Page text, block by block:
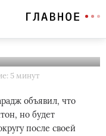
фоне
5 минут
объявил, что
но будет
после своей